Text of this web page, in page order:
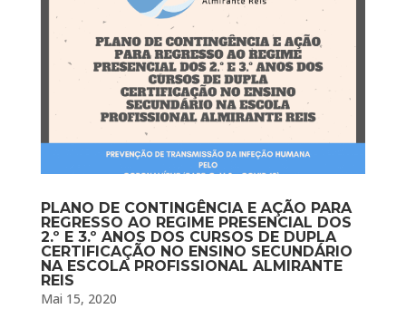
PLANO DE CONTINGÊNCIA E AÇÃO PARA
REGRESSO AO REGIME PRESENCIAL DOS
2.º E 3.º ANOS DOS CURSOS DE DUPLA
CERTIFICAÇÃO NO ENSINO SECUNDÁRIO
NA ESCOLA PROFISSIONAL ALMIRANTE
REIS
Mai 15, 2020